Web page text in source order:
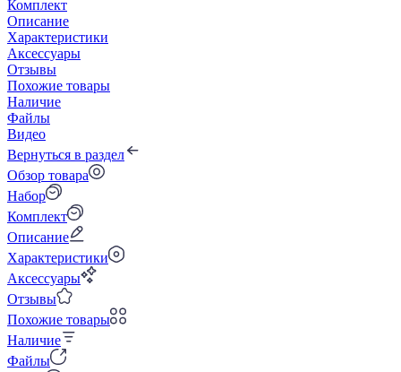
Комплект
Описание
Характеристики
Аксессуары
Отзывы
Похожие товары
Наличие
Файлы
Видео
Вернуться в раздел
Обзор товара
Набор
Комплект
Описание
Характеристики
Аксессуары
Отзывы
Похожие товары
Наличие
Файлы